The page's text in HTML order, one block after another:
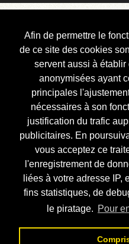
Afin de permettre le
de ce site des cookies
servent aussi à établir
anonymisées ayant
principales
nécessaires à son
justification du trafic
publicitaires. En
vous acceptez ce
l'enregistrement de
liées à votre adresse IP,
fins statistiques, de
le piratage. Pour
Courbis, « LE
Blog Officiel
Bienvenue
Réalisations
Divers (et d’été)
Annonces
Liens externes
Téléchargement
Contact